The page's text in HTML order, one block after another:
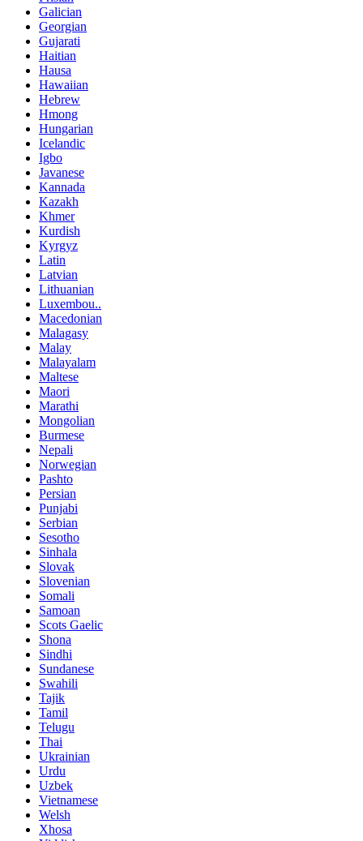
Galician
Georgian
Gujarati
Haitian
Hausa
Hawaiian
Hebrew
Hmong
Hungarian
Icelandic
Igbo
Javanese
Kannada
Kazakh
Khmer
Kurdish
Kyrgyz
Latin
Latvian
Lithuanian
Luxembou..
Macedonian
Malagasy
Malay
Malayalam
Maltese
Maori
Marathi
Mongolian
Burmese
Nepali
Norwegian
Pashto
Persian
Punjabi
Serbian
Sesotho
Sinhala
Slovak
Slovenian
Somali
Samoan
Scots Gaelic
Shona
Sindhi
Sundanese
Swahili
Tajik
Tamil
Telugu
Thai
Ukrainian
Urdu
Uzbek
Vietnamese
Welsh
Xhosa